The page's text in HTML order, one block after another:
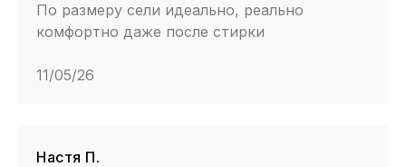
По размеру сели идеально, реально
комфортно даже после стирки
11/05/26
Настя П.